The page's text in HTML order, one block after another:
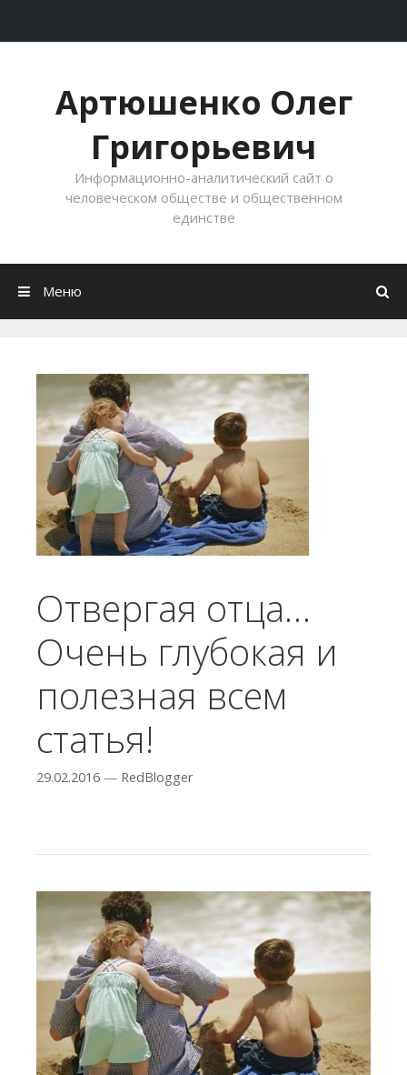
Артюшенко Олег
Григорьевич
Информационно-аналитический сайт о
человеческом обществе и общественном
единстве
Меню
Отвергая отца…
Очень глубокая и
полезная всем
статья!
29.02.2016 — RedBlogger